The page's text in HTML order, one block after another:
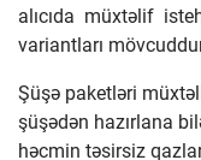
alıcıda müxtəlif
variantları
Şüşə paketləri
şüşədən hazırlana
həcmin təsirsiz